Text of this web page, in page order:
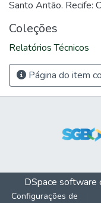
Santo Antão. Recife:
Coleções
Relatórios Técnicos
Página do item
DSpace software
Configurações de